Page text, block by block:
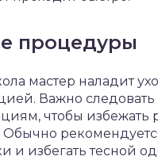
процедуры
мастер наладит
Важно следовать
чтобы избежать
и избегать тесной